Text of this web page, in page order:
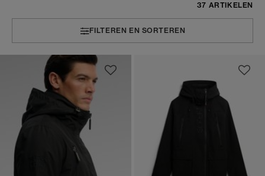
37 ARTIKELEN
FILTEREN EN SORTEREN